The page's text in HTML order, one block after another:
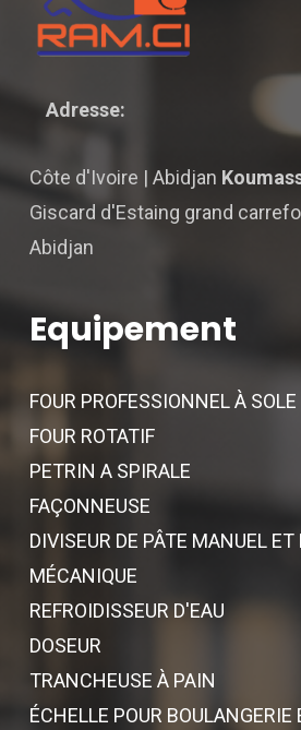
Adresse:
Côte d'Ivoire | Abidjan
Giscard d'Estaing grand
Abidjan
Equipement
FOUR PROFESSIONNEL À SOLE
FOUR ROTATIF
PETRIN A SPIRALE
FAÇONNEUSE
DIVISEUR DE PÂTE MANUEL ET
MÉCANIQUE
REFROIDISSEUR D'EAU
DOSEUR
TRANCHEUSE À PAIN
ÉCHELLE POUR BOULANGERIE